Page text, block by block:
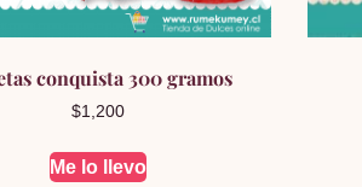
conquista 300 gramos
$1,200
Me lo llevo